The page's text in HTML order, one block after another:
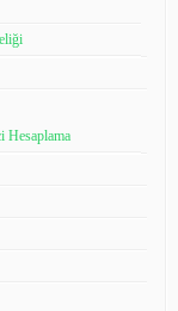
Hesaplama